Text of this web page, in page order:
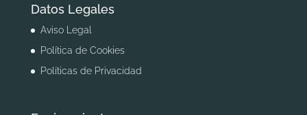
Datos Legales
Aviso Legal
Política de Cookies
Políticas de Privacidad